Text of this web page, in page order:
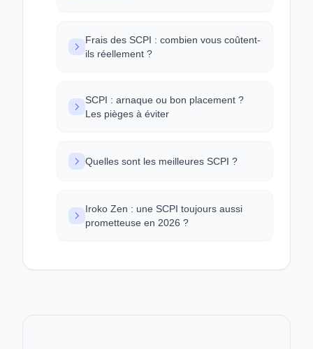
Frais des SCPI : combien vous coûtent-
ils réellement ?
SCPI : arnaque ou bon placement ?
Les pièges à éviter
Quelles sont les meilleures SCPI ?
Iroko Zen : une SCPI toujours aussi
prometteuse en 2026 ?